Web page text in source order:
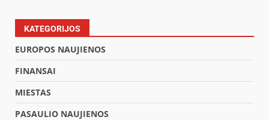
KATEGORIJOS
EUROPOS NAUJIENOS
FINANSAI
MIESTAS
PASAULIO NAUJIENOS